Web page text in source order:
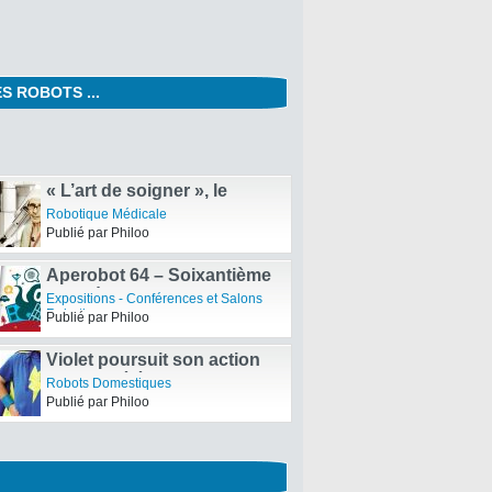
ROBOTS ...
« L’art de soigner », le
premier webdocumentaire
sur la chirurgie robotisée
Robotique Médicale
Publié par Philoo
Aperobot 64 – Soixantième
quatrième Edition de la
Rencontre mensuelle des
passionnés de Robotique
Expositions - Conférences et Salons
Robotiques
Publié par Philoo
Violet poursuit son action
pour le Téléthon avec le
lapin robot Karotz
Robots Domestiques
Publié par Philoo